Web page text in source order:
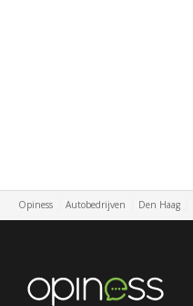
Opiness Autobedrijven Den Haag